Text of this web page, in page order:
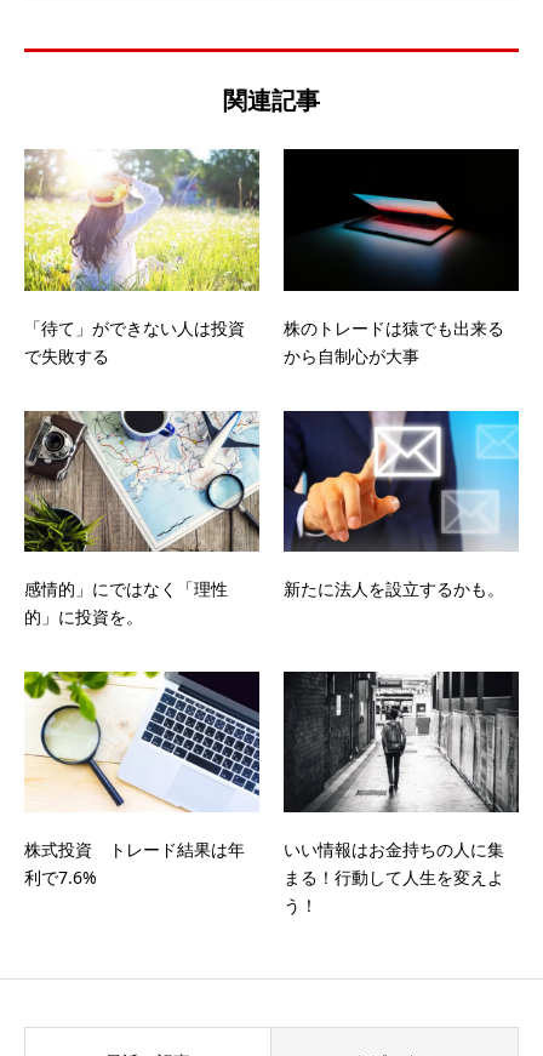
関連記事
「待て」ができない人は投資
で失敗する
株のトレードは猿でも出来る
から自制心が大事
感情的」にではなく「理性
的」に投資を。
新たに法人を設立するかも。
株式投資 トレード結果は年
利で7.6%
いい情報はお金持ちの人に集
まる！行動して人生を変えよ
う！